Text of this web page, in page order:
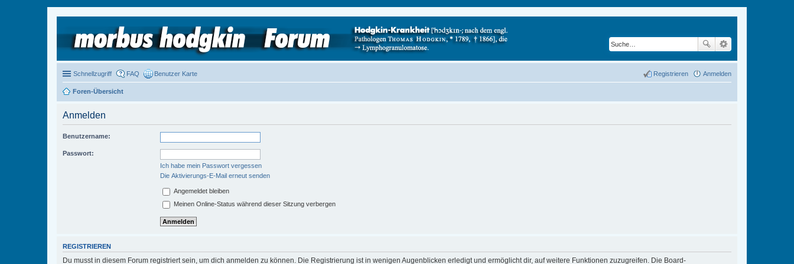
Schnellzugriff FAQ Benutzer Karte Anmelden
Registrieren
Foren-Übersicht
Anmelden
Benutzername:
Passwort:
Ich habe mein Passwort vergessen
Die Aktivierungs-E-Mail erneut senden
Angemeldet bleiben
Meinen Online-Status während dieser Sitzung verbergen
REGISTRIEREN
Du musst in diesem Forum registriert sein, um dich anmelden zu können. Die Registrierung ist in wenigen Augenblicken erledigt und ermöglicht dir, auf weitere Funktionen zuzugreifen. Die Board-